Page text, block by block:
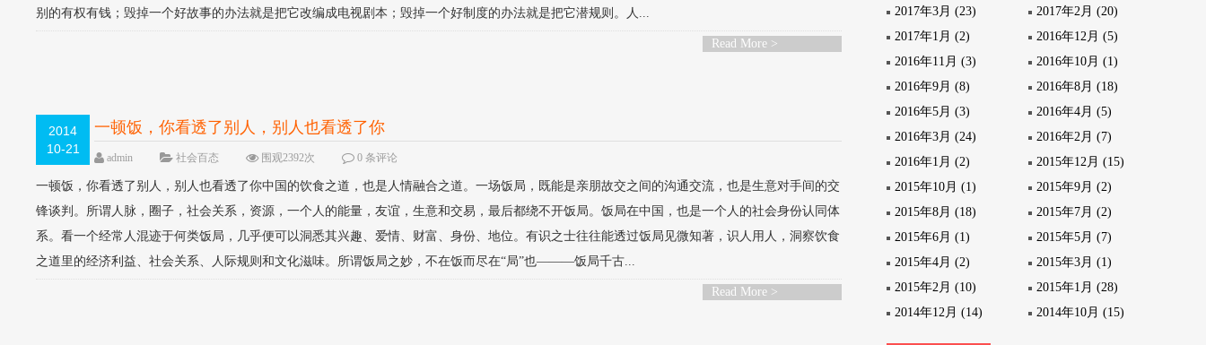
别的有权有钱；毁掉一个好故事的办法就是把它改编成电视剧本；毁掉一个好制度的办法就是把它潜规则。人...
Read More >
2014
10-21
一顿饭，你看透了别人，别人也看透了你
admin 社会百态 围观2392次 0 条评论
一顿饭，你看透了别人，别人也看透了你中国的饮食之道，也是人情融合之道。一场饭局，既能是亲朋故交之间的沟通交流，也是生意对手间的交
锋谈判。所谓人脉，圈子，社会关系，资源，一个人的能量，友谊，生意和交易，最后都绕不开饭局。饭局在中国，也是一个人的社会身份认同体
系。看一个经常人混迹于何类饭局，几乎便可以洞悉其兴趣、爱情、财富、身份、地位。有识之士往往能透过饭局见微知著，识人用人，洞察饮食
之道里的经济利益、社会关系、人际规则和文化滋味。所谓饭局之妙，不在饭而尽在“局”也———饭局千古...
Read More >
2017年3月 (23)
2017年2月 (20)
2017年1月 (2)
2016年12月 (5)
2016年11月 (3)
2016年10月 (1)
2016年9月 (8)
2016年8月 (18)
2016年5月 (3)
2016年4月 (5)
2016年3月 (24)
2016年2月 (7)
2016年1月 (2)
2015年12月 (15)
2015年10月 (1)
2015年9月 (2)
2015年8月 (18)
2015年7月 (2)
2015年6月 (1)
2015年5月 (7)
2015年4月 (2)
2015年3月 (1)
2015年2月 (10)
2015年1月 (28)
2014年12月 (14)
2014年10月 (15)